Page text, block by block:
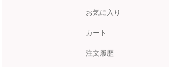
お気に入り
カート
注文履歴